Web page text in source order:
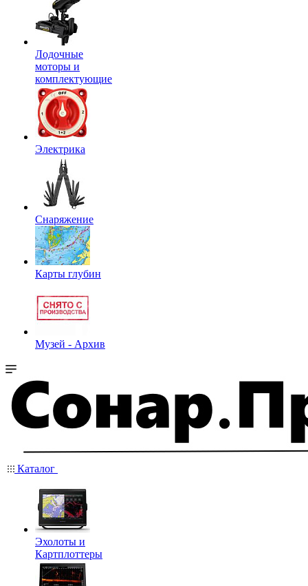
Лодочные
моторы и
комплектующие
Электрика
Снаряжение
Карты глубин
Музей - Архив
Каталог
Эхолоты и
Картплоттеры